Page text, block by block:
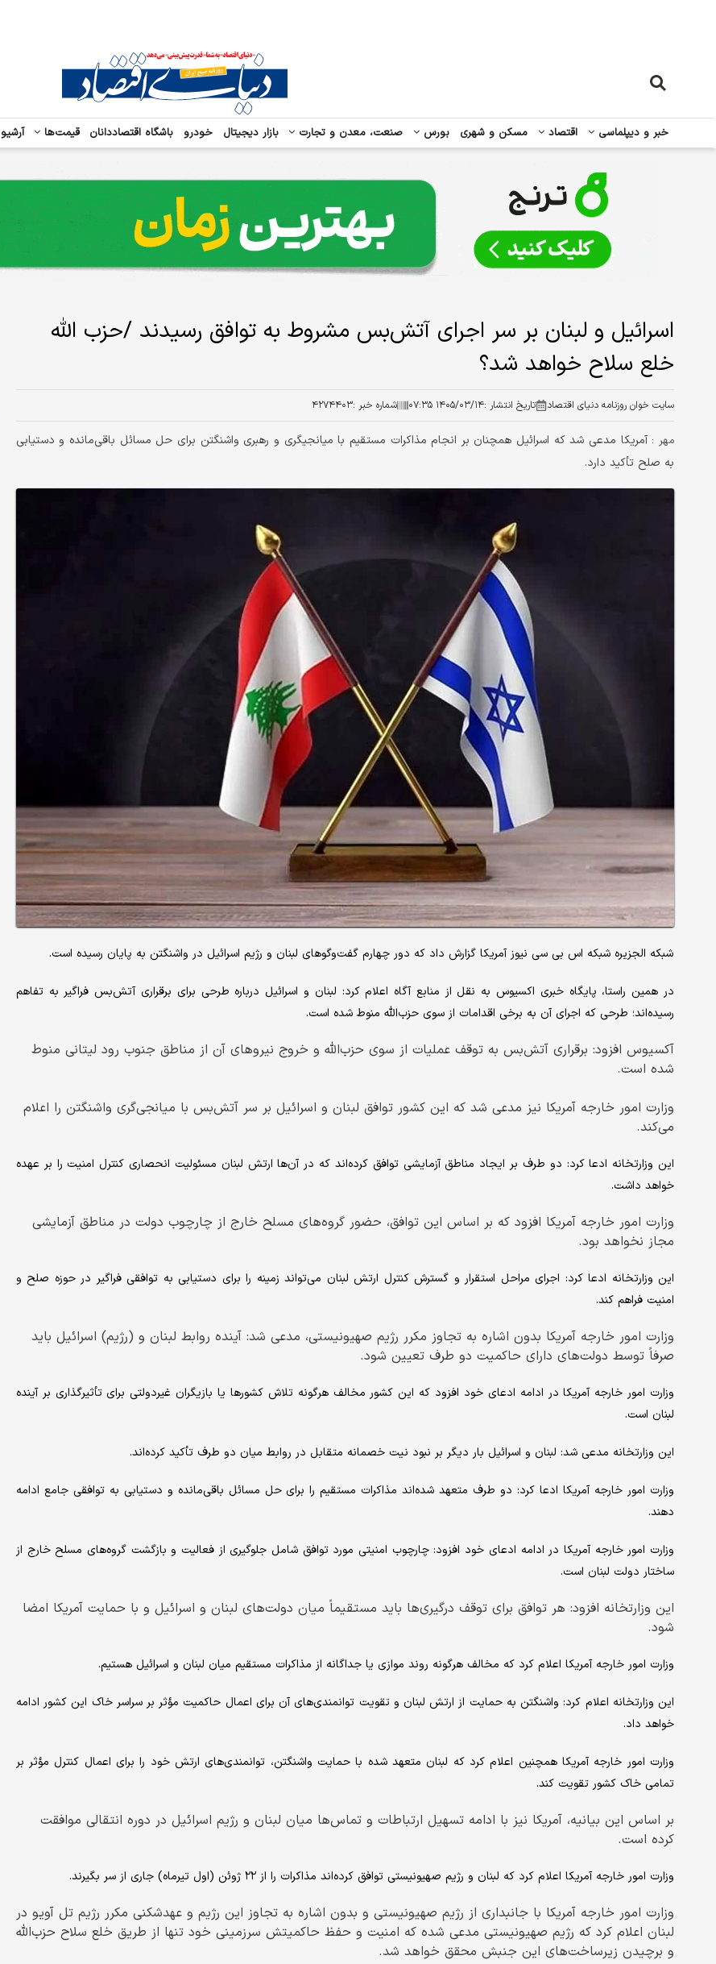
خبر و دیپلماسی اقتصاد مسکن و شهری بورس صنعت، معدن و تجارت بازار دیجیتال خودرو باشگاه اقتصاددانان قیمت‌ها آرشیو
اسرائیل و لبنان بر سر اجرای آتش‌بس مشروط به توافق رسیدند /حزب الله
خلع سلاح خواهد شد؟
سایت خوان روزنامه دنیای اقتصاد تاریخ انتشار :۱۴۰۵/۰۳/۱۴ ۰۷:۳۵ شماره خبر :۴۲۷۴۴۰۳
مهر :آمریکا مدعی شد که اسرائیل همچنان بر انجام مذاکرات مستقیم با میانجیگری و رهبری واشنگتن برای حل مسائل باقی‌مانده و دستیابی
به صلح تأکید دارد.
شبکه الجزیره شبکه اس بی سی نیوز آمریکا گزارش داد که دور چهارم گفت‌وگوهای لبنان و رژیم اسرائیل در واشنگتن به پایان رسیده است.
در همین راستا، پایگاه خبری اکسیوس به نقل از منابع آگاه اعلام کرد: لبنان و اسرائیل درباره طرحی برای برقراری آتش‌بس فراگیر به تفاهم
رسیده‌اند؛ طرحی که اجرای آن به برخی اقدامات از سوی حزب‌الله منوط شده است.
آکسیوس افزود: برقراری آتش‌بس به توقف عملیات از سوی حزب‌الله و خروج نیروهای آن از مناطق جنوب رود لیتانی منوط
شده است.
وزارت امور خارجه آمریکا نیز مدعی شد که این کشور توافق لبنان و اسرائیل بر سر آتش‌بس با میانجی‌گری واشنگتن را اعلام
می‌کند.
این وزارتخانه ادعا کرد: دو طرف بر ایجاد مناطق آزمایشی توافق کرده‌اند که در آن‌ها ارتش لبنان مسئولیت انحصاری کنترل امنیت را بر عهده
خواهد داشت.
وزارت امور خارجه آمریکا افزود که بر اساس این توافق، حضور گروه‌های مسلح خارج از چارچوب دولت در مناطق آزمایشی
مجاز نخواهد بود.
این وزارتخانه ادعا کرد: اجرای مراحل استقرار و گسترش کنترل ارتش لبنان می‌تواند زمینه را برای دستیابی به توافقی فراگیر در حوزه صلح و
امنیت فراهم کند.
وزارت امور خارجه آمریکا بدون اشاره به تجاوز مکرر رژیم صهیونیستی، مدعی شد: آینده روابط لبنان و (رژیم) اسرائیل باید
صرفاً توسط دولت‌های دارای حاکمیت دو طرف تعیین شود.
وزارت امور خارجه آمریکا در ادامه ادعای خود افزود که این کشور مخالف هرگونه تلاش کشورها یا بازیگران غیردولتی برای تأثیرگذاری بر آینده
لبنان است.
این وزارتخانه مدعی شد: لبنان و اسرائیل بار دیگر بر نبود نیت خصمانه متقابل در روابط میان دو طرف تأکید کرده‌اند.
وزارت امور خارجه آمریکا ادعا کرد: دو طرف متعهد شده‌اند مذاکرات مستقیم را برای حل مسائل باقی‌مانده و دستیابی به توافقی جامع ادامه
دهند.
وزارت امور خارجه آمریکا در ادامه ادعای خود افزود: چارچوب امنیتی مورد توافق شامل جلوگیری از فعالیت و بازگشت گروه‌های مسلح خارج از
ساختار دولت لبنان است.
این وزارتخانه افزود: هر توافق برای توقف درگیری‌ها باید مستقیماً میان دولت‌های لبنان و اسرائیل و با حمایت آمریکا امضا
شود.
وزارت امور خارجه آمریکا اعلام کرد که مخالف هرگونه روند موازی یا جداگانه از مذاکرات مستقیم میان لبنان و اسرائیل هستیم.
این وزارتخانه اعلام کرد: واشنگتن به حمایت از ارتش لبنان و تقویت توانمندی‌های آن برای اعمال حاکمیت مؤثر بر سراسر خاک این کشور ادامه
خواهد داد.
وزارت امور خارجه آمریکا همچنین اعلام کرد که لبنان متعهد شده با حمایت واشنگتن، توانمندی‌های ارتش خود را برای اعمال کنترل مؤثر بر
تمامی خاک کشور تقویت کند.
بر اساس این بیانیه، آمریکا نیز با ادامه تسهیل ارتباطات و تماس‌ها میان لبنان و رژیم اسرائیل در دوره انتقالی موافقت
کرده است.
وزارت امور خارجه آمریکا اعلام کرد که لبنان و رژیم صهیونیستی توافق کرده‌اند مذاکرات را از ۲۲ ژوئن (اول تیرماه) جاری از سر بگیرند.
وزارت امور خارجه آمریکا با جانبداری از رژیم صهیونیستی و بدون اشاره به تجاوز این رژیم و عهدشکنی مکرر رژیم تل آویو در
لبنان اعلام کرد که رژیم صهیونیستی مدعی شده که امنیت و حفظ حاکمیتش سرزمینی خود تنها از طریق خلع سلاح حزب‌الله
و برچیدن زیرساخت‌های این جنبش محقق خواهد شد.